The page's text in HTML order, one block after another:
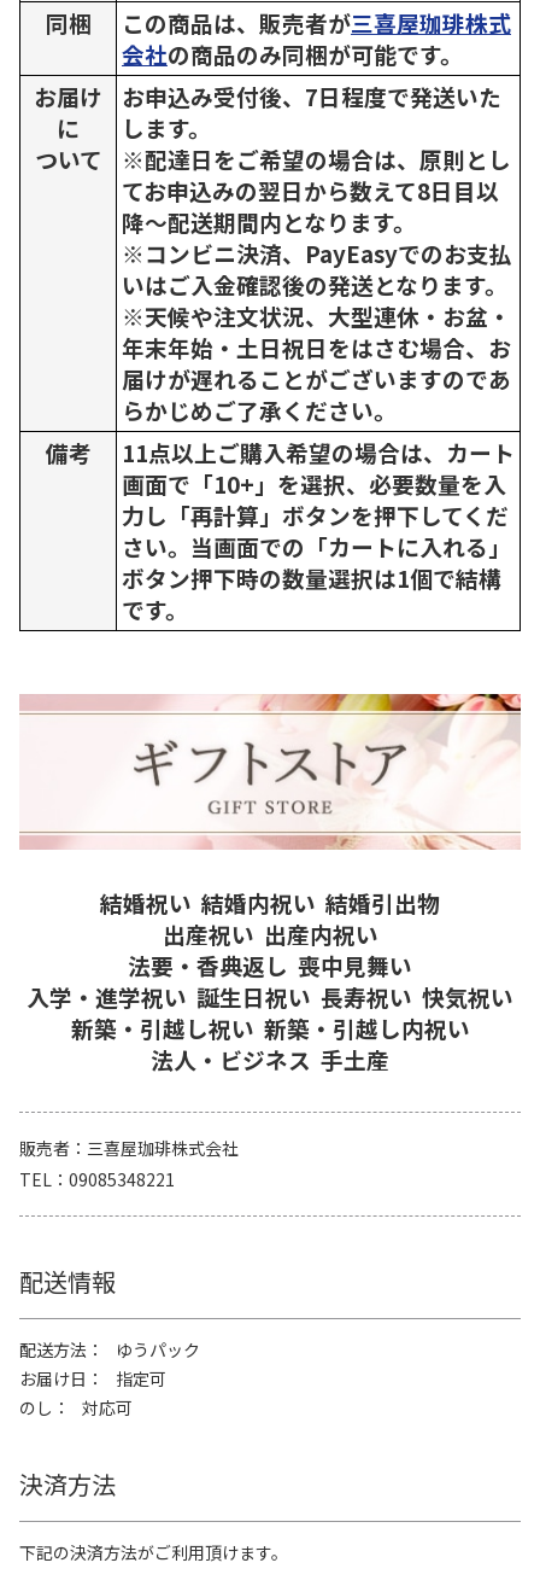
同梱 この商品は、販売者が三喜屋珈琲株式
会社の商品のみ同梱が可能です。
お届け
に
ついて
お申込み受付後、7日程度で発送いた
します。
※配達日をご希望の場合は、原則とし
てお申込みの翌日から数えて8日目以
降～配送期間内となります。
※コンビニ決済、PayEasyでのお支払
いはご入金確認後の発送となります。
※天候や注文状況、大型連休・お盆・
年末年始・土日祝日をはさむ場合、お
届けが遅れることがございますのであ
らかじめご了承ください。
備考
11点以上ご購入希望の場合は、カート
画面で「10+」を選択、必要数量を入
力し「再計算」ボタンを押下してくだ
さい。当画面での「カートに入れる」
ボタン押下時の数量選択は1個で結構
です。
結婚祝い 結婚内祝い 結婚引出物
出産祝い 出産内祝い
法要・香典返し 喪中見舞い
入学・進学祝い 誕生日祝い 長寿祝い 快気祝い
新築・引越し祝い 新築・引越し内祝い
法人・ビジネス 手土産
販売者
三喜屋珈琲株式会社
TEL
09085348221
配送情報
配送方法
ゆうパック
お届け日
指定可
のし
対応可
決済方法
下記の決済方法がご利用頂けます。